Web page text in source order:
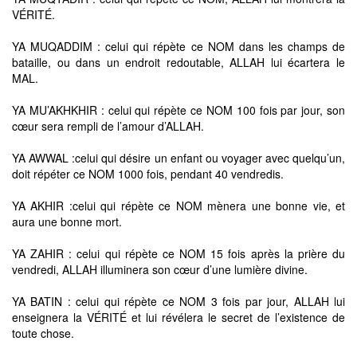
VÉRITÉ.
YA MUQADDIM : celui qui répète ce NOM dans les champs de
bataille, ou dans un endroit redoutable, ALLAH lui écartera le
MAL.
YA MU’AKHKHIR : celui qui répète ce NOM 100 fois par jour, son
cœur sera rempli de l’amour d’ALLAH.
YA AWWAL :celui qui désire un enfant ou voyager avec quelqu’un,
doit répéter ce NOM 1000 fois, pendant 40 vendredis.
YA AKHIR :celui qui répète ce NOM mènera une bonne vie, et
aura une bonne mort.
YA ZAHIR : celui qui répète ce NOM 15 fois après la prière du
vendredi, ALLAH illuminera son cœur d’une lumière divine.
YA BATIN : celui qui répète ce NOM 3 fois par jour, ALLAH lui
enseignera la VÉRITÉ et lui révélera le secret de l’existence de
toute chose.